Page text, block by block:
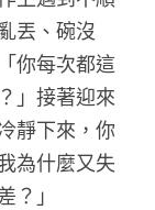
丟、碗沒
你每次都這
」接著迎來
靜下來，你
為什麼又失
？」